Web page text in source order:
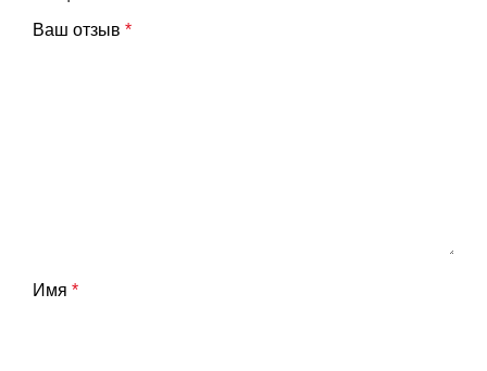
Ваш отзыв *
Имя *